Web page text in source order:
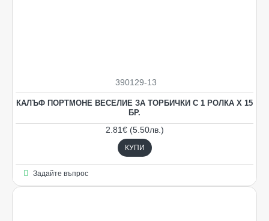
390129-13
КАЛЪФ ПОРТМОНЕ ВЕСЕЛИЕ ЗА ТОРБИЧКИ С 1 РОЛКА Х 15
БР.
2.81€ (5.50лв.)
КУПИ
Задайте въпрос